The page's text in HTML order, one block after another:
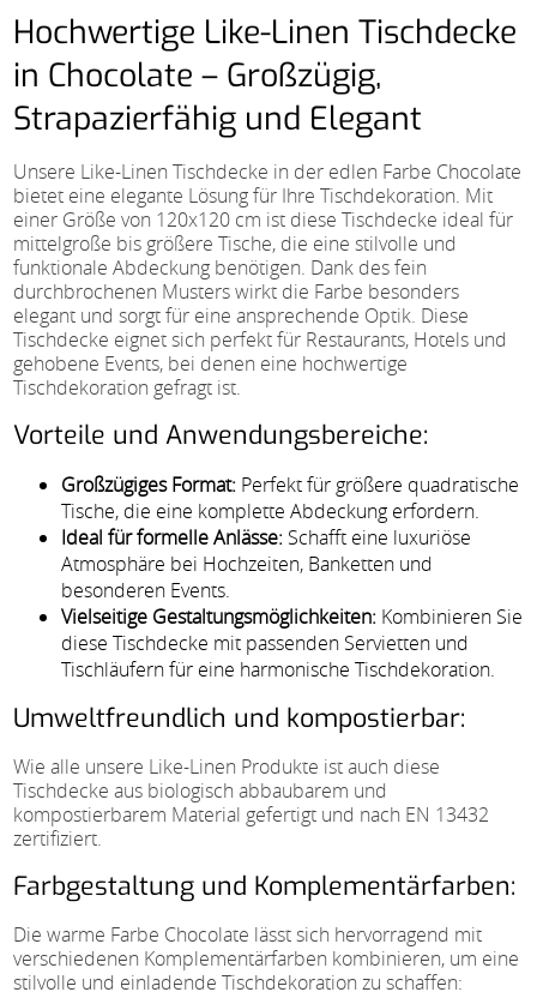
Hochwertige Like-Linen Tischdecke
in Chocolate – Großzügig,
Strapazierfähig und Elegant
Unsere Like-Linen Tischdecke in der edlen Farbe Chocolate
bietet eine elegante Lösung für Ihre Tischdekoration. Mit
einer Größe von 120x120 cm ist diese Tischdecke ideal für
mittelgroße bis größere Tische, die eine stilvolle und
funktionale Abdeckung benötigen. Dank des fein
durchbrochenen Musters wirkt die Farbe besonders
elegant und sorgt für eine ansprechende Optik. Diese
Tischdecke eignet sich perfekt für Restaurants, Hotels und
gehobene Events, bei denen eine hochwertige
Tischdekoration gefragt ist.
Vorteile und Anwendungsbereiche:
Großzügiges Format: Perfekt für größere quadratische
Tische, die eine komplette Abdeckung erfordern.
Ideal für formelle Anlässe: Schafft eine luxuriöse
Atmosphäre bei Hochzeiten, Banketten und
besonderen Events.
Vielseitige Gestaltungsmöglichkeiten: Kombinieren Sie
diese Tischdecke mit passenden Servietten und
Tischläufern für eine harmonische Tischdekoration.
Umweltfreundlich und kompostierbar:
Wie alle unsere Like-Linen Produkte ist auch diese
Tischdecke aus biologisch abbaubarem und
kompostierbarem Material gefertigt und nach EN 13432
zertifiziert.
Farbgestaltung und Komplementärfarben:
Die warme Farbe Chocolate lässt sich hervorragend mit
verschiedenen Komplementärfarben kombinieren, um eine
stilvolle und einladende Tischdekoration zu schaffen: